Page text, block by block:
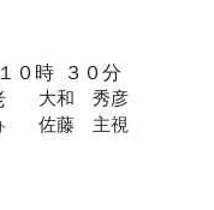
０時 ３０分
大和 秀彦
佐藤 主視